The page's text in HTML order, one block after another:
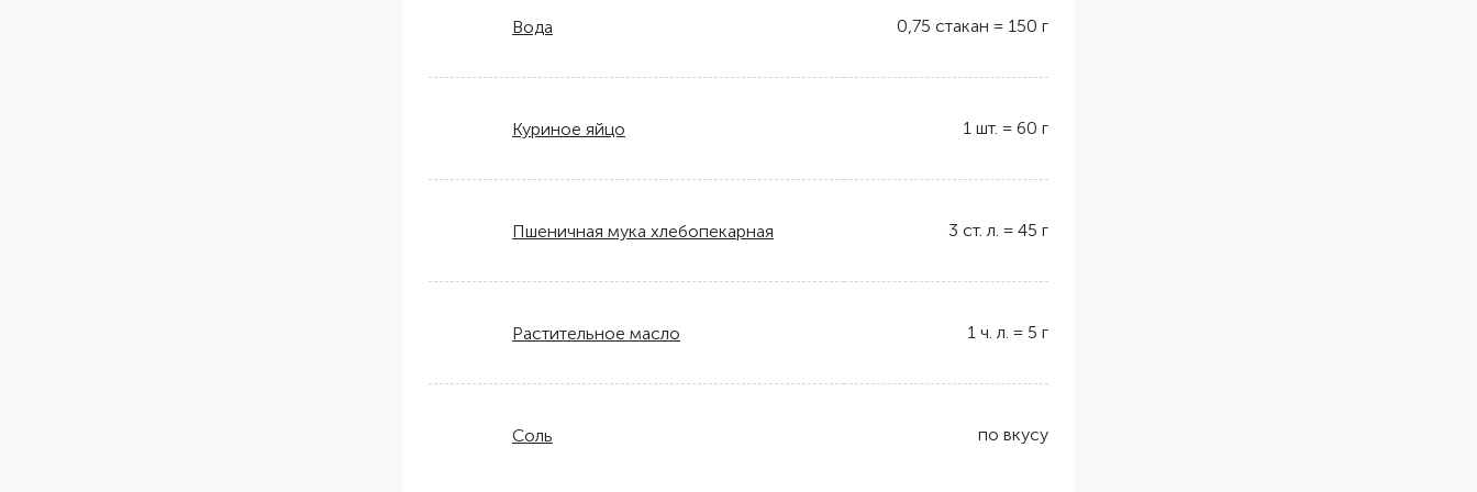
Вода 0,75 стакан = 150 г
Куриное яйцо 1 шт. = 60 г
Пшеничная мука хлебопекарная 3 ст. л. = 45 г
Растительное масло 1 ч. л. = 5 г
Соль по вкусу